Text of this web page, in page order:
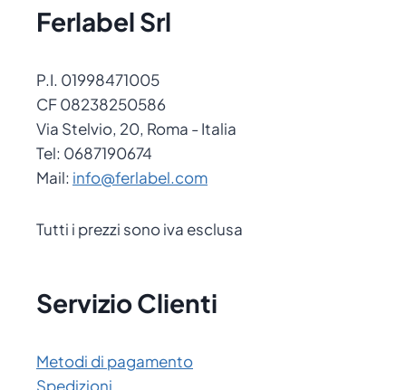
Ferlabel Srl
P.I. 01998471005
CF 08238250586
Via Stelvio, 20, Roma - Italia
Tel: 0687190674
Mail: info@ferlabel.com
Tutti i prezzi sono iva esclusa
Servizio Clienti
Metodi di pagamento
Spedizioni